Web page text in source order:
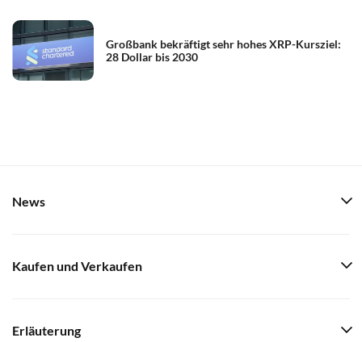
Großbank bekräftigt sehr hohes XRP-Kursziel:
28 Dollar bis 2030
News
Kaufen und Verkaufen
Erläuterung